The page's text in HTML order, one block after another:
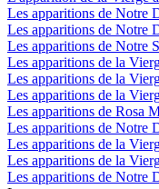
Les apparitions de Notre
Les apparitions de Notre
Les apparitions de Notre
Les apparitions de la
Les apparitions de la
Les apparitions de la
Les apparitions de Rosa
Les apparitions de Notre
Les apparitions de la
Les apparitions de la
Les apparitions de Notre